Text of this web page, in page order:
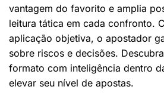
vantagem do favorito e amplia
leitura tática em cada confronto.
aplicação objetiva, o apostador
sobre riscos e decisões.
formato com inteligência dentro
elevar seu nível de apostas.